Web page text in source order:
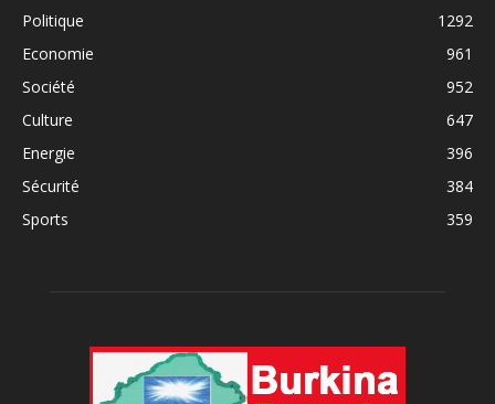
Politique
1292
Economie
961
Société
952
Culture
647
Energie
396
Sécurité
384
Sports
359